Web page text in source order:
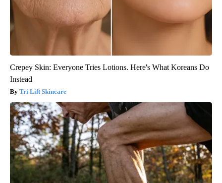
Crepey Skin: Everyone Tries Lotions. Here's What Koreans Do
Instead
Tri Lift Skincare